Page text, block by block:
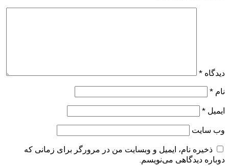
دیدگاه *
نام *
ایمیل *
وب‌ سایت
ذخیره نام، ایمیل و وبسایت من در مرورگر برای زمانی که
دوباره دیدگاهی می‌نویسم.